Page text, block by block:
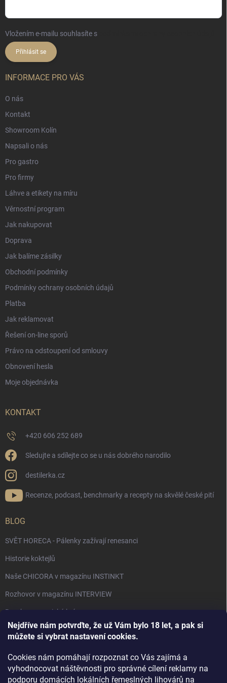
Nejdříve nám potvrďte, že už Vám bylo 18 let, a pak si
můžete si vybrat nastavení cookies.
Cookies nám pomáhají rozpoznat co Vás zajímá a
vyhodnocovat náštěvnosti pro správné cílení reklamy na
podporu domácích lokálních řemeslných lihovárů na
Vložením e-mailu souhlasíte s
Přihlásit se
INFORMACE PRO VÁS
O nás
Kontakt
Showroom Kolín
Napsali o nás
Pro gastro
Pro firmy
Láhve a etikety na míru
Věrnostní program
Jak nakupovat
Doprava
Jak balíme zásilky
Obchodní podmínky
Podmínky ochrany osobních údajů
Platba
Jak reklamovat
Řešení on-line sporů
Právo na odstoupení od smlouvy
Obnovení hesla
Moje objednávka
KONTAKT
+420 606 252 689
Sledujte a sdílejte co se u nás dobrého narodilo
destilerka.cz
Recenze, podcast, benchmarky a recepty na skvělé české pití
BLOG
SVĚT HORECA - Pálenky zažívají renesanci
Historie koktejlů
Naše CHICORA v magazínu INSTINKT
Rozhovor v magazínu INTERVIEW
Bourbon, americká krása.
Napsali v TÝDNU o naší práci
Rozhovor s DESTILERKA.CZ v magazínu DRINKING-CAT